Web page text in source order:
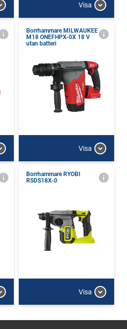
Visa
Borrhammare MILWAUKEE
M18 ONEFHPX-0X 18 V
utan batteri
Visa
Borrhammare RYOBI
RSDS18X-0
Visa